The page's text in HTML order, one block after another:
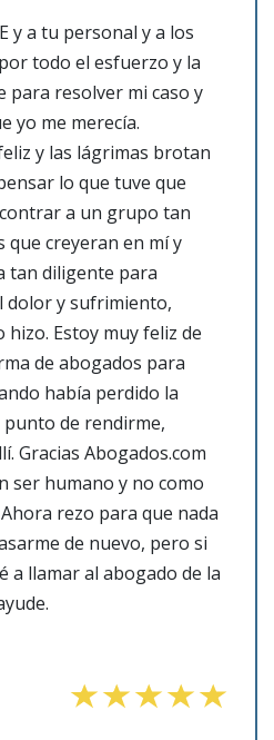
y a tu personal y a los
todo el esfuerzo y la
para resolver mi caso y
yo me merecía.
y las lágrimas brotan
lo que tuve que
a un grupo tan
creyeran en mí y
tan diligente para
dolor y sufrimiento,
hizo. Estoy muy feliz de
de abogados para
había perdido la
de rendirme,
Gracias Abogados.com
ser humano y no como
rezo para que nada
de nuevo, pero si
a llamar al abogado de la